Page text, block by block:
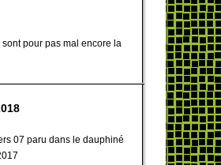
pour pas mal encore la
07 paru dans le dauphiné